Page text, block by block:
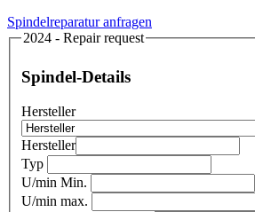
Spindelreparatur anfragen
2024 - Repair request
Spindel-Details
Hersteller
Hersteller
Typ
U/min Min.
U/min max.